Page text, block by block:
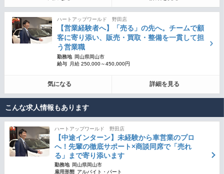
ハートアップワールド 野田店
【営業経験者へ】「売る」の先へ。チームで顧
客に寄り添い、販売・買取・整備を一貫して担
う営業職
勤務地 岡山県岡山市
給与
月給 250,000～450,000円
気になる 詳細を見る
こんな求人情報もあります
ハートアップワールド 野田店
【中途インターン】未経験から車営業のプロ
へ！先輩の徹底サポート×商談同席で「売れ
る」まで寄り添います
勤務地 岡山県岡山市
雇用形態 アルバイト・パート